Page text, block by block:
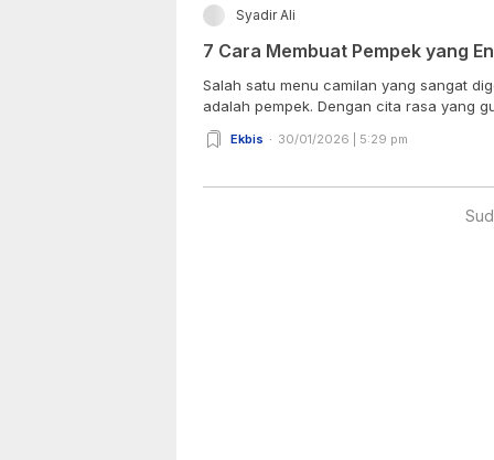
Syadir Ali
7 Cara Membuat Pempek yang
Salah satu menu camilan yang sangat
adalah pempek. Dengan cita rasa
Ekbis 30/01/2026 | 5:29 pm